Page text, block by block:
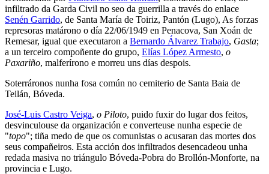
infiltrado da Garda Civil no seo da guerrilla a través do enlace
Senén Garrido, de Santa María de Toiriz, Pantón (Lugo), As forzas
represoras matárono o día 22/06/1949 en Penacova, San Xoán de
Remesar, igual que executaron a Bernardo Álvarez Trabajo, Gasta;
a un terceiro compoñente do grupo, Elías López Armesto, o
Paxariño, malferírono e morreu uns días despois.
Soterráronos nunha fosa común no cemiterio de Santa Baia de
Teilán, Bóveda.
José-Luis Castro Veiga, o Piloto, puido fuxir do lugar dos feitos,
desvinculouse da organización e converteuse nunha especie de
"topo"; tiña medo de que os comunistas o acusaran das mortes dos
seus compañeiros. Esta acción dos infiltrados desencadeou unha
redada masiva no triángulo Bóveda-Pobra do Brollón-Monforte, na
provincia e Lugo.